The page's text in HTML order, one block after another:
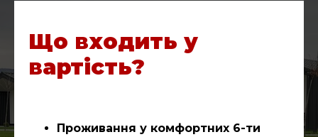
Що входить у
вартість?
Проживання у комфортних 6-ти